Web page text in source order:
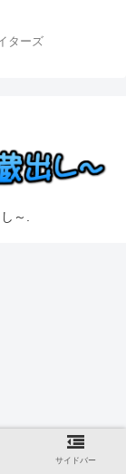
ターズ
～.
サイドバー